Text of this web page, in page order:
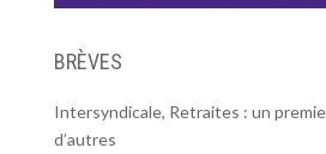
BRÈVES
Intersyndicale, Retraites : un
d’autres